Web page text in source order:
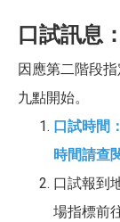
口試訊息：
因應第二階段
九點開始。
口試時間
時間請查
口試報到
場指標前